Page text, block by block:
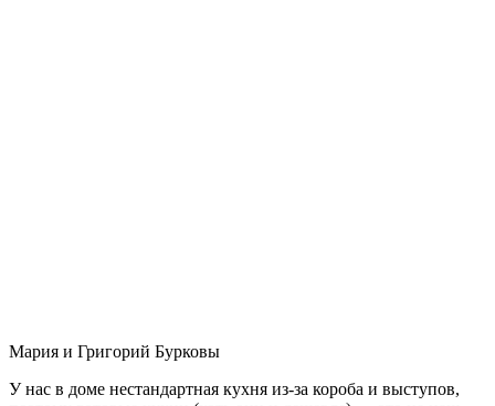
Мария и Григорий Бурковы
У нас в доме нестандартная кухня из-за короба и выступов,